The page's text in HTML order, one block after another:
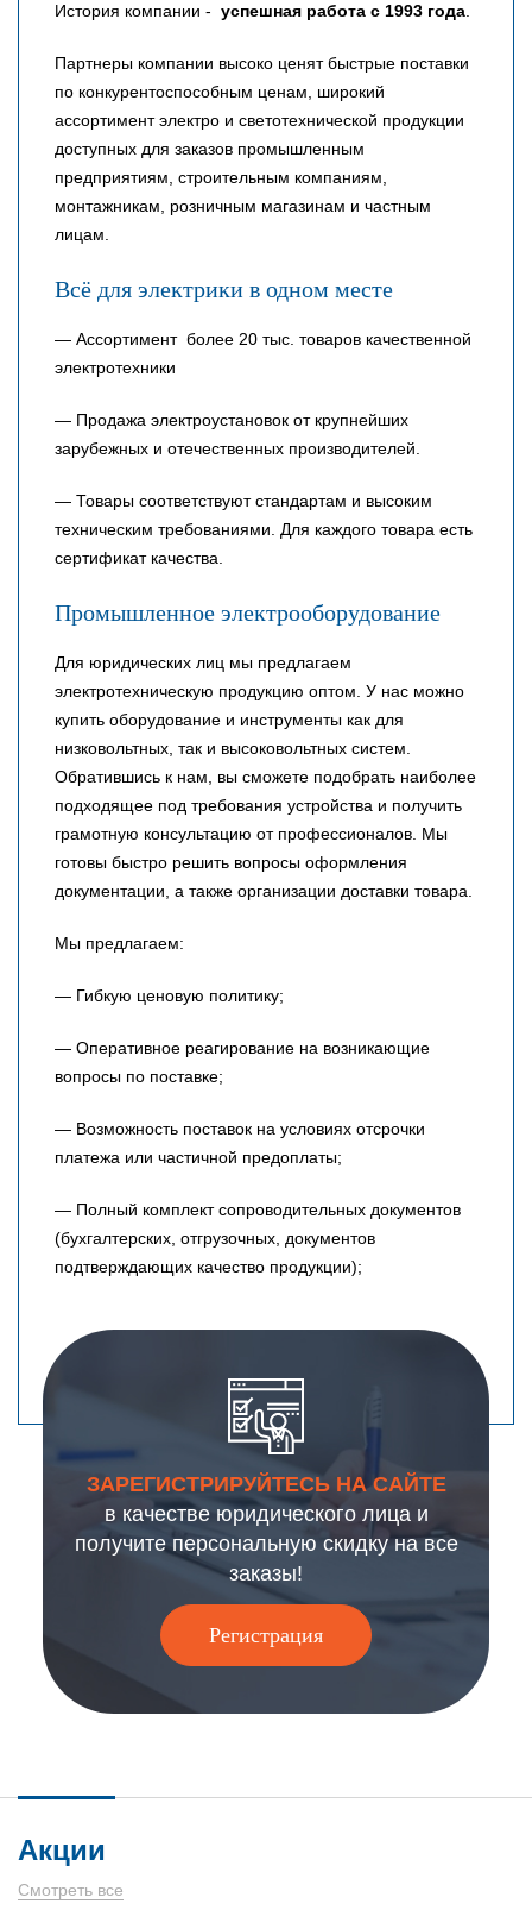
История компании - успешная работа с 1993 года.
Партнеры компании высоко ценят быстрые поставки
по конкурентоспособным ценам, широкий
ассортимент электро и светотехнической продукции
доступных для заказов промышленным
предприятиям, строительным компаниям,
монтажникам, розничным магазинам и частным
лицам.
Всё для электрики в одном месте
— Ассортимент более 20 тыс. товаров качественной
электротехники
— Продажа электроустановок от крупнейших
зарубежных и отечественных производителей.
— Товары соответствуют стандартам и высоким
техническим требованиями. Для каждого товара есть
сертификат качества.
Промышленное электрооборудование
Для юридических лиц мы предлагаем
электротехническую продукцию оптом. У нас можно
купить оборудование и инструменты как для
низковольтных, так и высоковольтных систем.
Обратившись к нам, вы сможете подобрать наиболее
подходящее под требования устройства и получить
грамотную консультацию от профессионалов. Мы
готовы быстро решить вопросы оформления
документации, а также организации доставки товара.
Мы предлагаем:
— Гибкую ценовую политику;
— Оперативное реагирование на возникающие
вопросы по поставке;
— Возможность поставок на условиях отсрочки
платежа или частичной предоплаты;
— Полный комплект сопроводительных документов
(бухгалтерских, отгрузочных, документов
подтверждающих качество продукции);
ЗАРЕГИСТРИРУЙТЕСЬ НА САЙТЕ
в качестве юридического лица и
получите персональную скидку на все
заказы!
Регистрация
Акции
Смотреть все